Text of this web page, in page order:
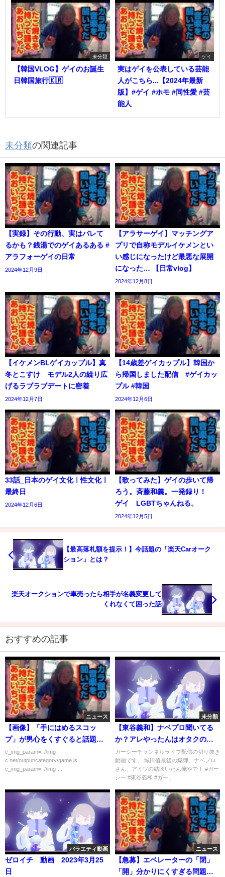
未分類
【韓国VLOG】ゲイのお誕生
日韓国旅行🇰🇷
ゲイ
実はゲイを公表している芸能
人がこちら...【2024年最新
版】#ゲイ #ホモ #同性愛 #芸
能人
未分類の関連記事
【実録】その行動、実はバレて
るかも？銭湯でのゲイあるある #
アラフォーゲイの日常
2024年12月9日
【アラサーゲイ】マッチングア
プリで自称モデルイケメンとい
い感じになったけど最悪な展開
になった… 【日常vlog】
2024年12月8日
【イケメンBLゲイカップル】真
冬とこすけ モデル2人の繰り広
げるラブラブデートに密着
2024年12月7日
【14歳差ゲイカップル】韓国か
ら帰国しました配信 #ゲイカッ
プル #韓国
2024年12月6日
33話_日本のゲイ文化ㅣ性文化ㅣ
最終日
2024年12月6日
【歌ってみた】ゲイの歩いて帰
ろう。斉藤和義。一発録り！
ゲイ LGBTちゃんねる。
2024年12月5日
【最高落札額を提示！】今話題の「楽天Carオーク
ション」とは？
楽天オークションで車売ったら相手が名義変更して
くれなくて困った話
おすすめの記事
ニュース
【画像】「手にはめるスコッ
プ」が男心をくすぐると話題ｗ
ｗｗｗｗ
c_img_param=; //img-
c.net/output/category/game.js
c_img_param=; //img-...
未分類
【東谷義和】ナベプロ聞いてる
か？アレやったんはオタクの俳
優で俺が守るためにケツ拭いた
んやで！俺のことめっちゃ嫌っ
てるけど。。【ガーシー/城田
ガーシーチャンネルライブ配信の切り抜き
動画です。 城田優最後の爆弾。ナベプロ
さん、アイツの結吹いたん俺やで！ #ガー
シー #東谷義和 #ガー...
バラエティ動画
ゼロイチ 動画 2023年3月25
日
ニュース
【急募】エベレーターの「閉」
「開」分かりにくすぎる問題の